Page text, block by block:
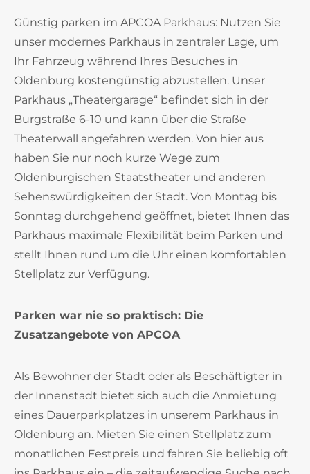
Günstig parken im APCOA Parkhaus: Nutzen Sie
unser modernes Parkhaus in zentraler Lage, um
Ihr Fahrzeug während Ihres Besuches in
Oldenburg kostengünstig abzustellen. Unser
Parkhaus „Theatergarage“ befindet sich in der
Burgstraße 6-10 und kann über die Straße
Theaterwall angefahren werden. Von hier aus
haben Sie nur noch kurze Wege zum
Oldenburgischen Staatstheater und anderen
Sehenswürdigkeiten der Stadt. Von Montag bis
Sonntag durchgehend geöffnet, bietet Ihnen das
Parkhaus maximale Flexibilität beim Parken und
stellt Ihnen rund um die Uhr einen komfortablen
Stellplatz zur Verfügung.
Parken war nie so praktisch: Die
Zusatzangebote von APCOA
Als Bewohner der Stadt oder als Beschäftigter in
der Innenstadt bietet sich auch die Anmietung
eines Dauerparkplatzes in unserem Parkhaus in
Oldenburg an. Mieten Sie einen Stellplatz zum
monatlichen Festpreis und fahren Sie beliebig oft